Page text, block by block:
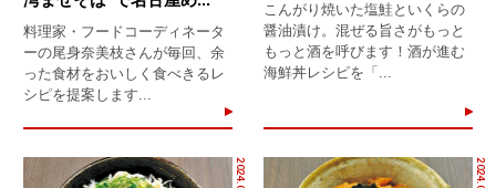
料理家・フードコーディネータ
ーの尾身奈美枝さんが毎回、余
った食材をおいしく食べきるレ
シピを提案します...
こんがり焼いた塩鮭といくらの
醤油漬け。混ぜる旨さがもっと
もっと酒を呼びます！酒が進む
海鮮丼レシピを「...